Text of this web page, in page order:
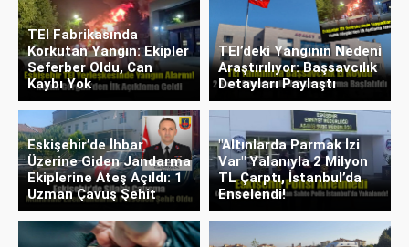
TEI Fabrikasında
Korkutan Yangın: Ekipler
Seferber Oldu, Can
Kaybı Yok
TEI’deki Yangının Nedeni
Araştırılıyor: Başsavcılık
Detayları Paylaştı
Eskişehir’de İhbar
Üzerine Giden Jandarma
Ekiplerine Ateş Açıldı: 1
Uzman Çavuş Şehit
"Altınlarda Parmak İzi
Var" Yalanıyla 2 Milyon
TL Çarptı, İstanbul’da
Enselendi!